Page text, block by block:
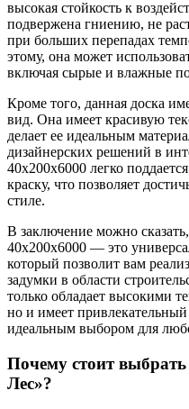
высокая стойкость к
подвержена гниению, не
при больших перепадах
этому, она может
включая сырые и влажные
Кроме того, данная доска
вид. Она имеет красивую
делает ее идеальным
дизайнерских решений в
40х200х6000 легко
краску, что позволяет
стиле.
В заключение можно
40х200х6000 — это
который позволит вам
задумки в области
только обладает высокими
но и имеет
идеальным выбором для
Почему стоит
Лес»?